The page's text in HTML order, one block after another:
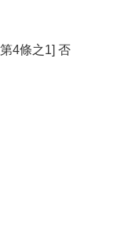
4條之1] 否